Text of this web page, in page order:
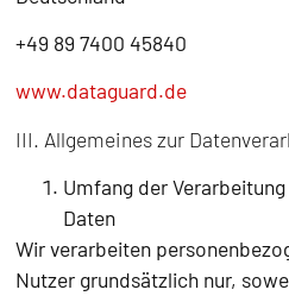
+49 89 7400 45840
www.dataguard.de
III. Allgemeines zur
Umfang der
Daten
Wir verarbeiten
Nutzer grundsätzlich nur,